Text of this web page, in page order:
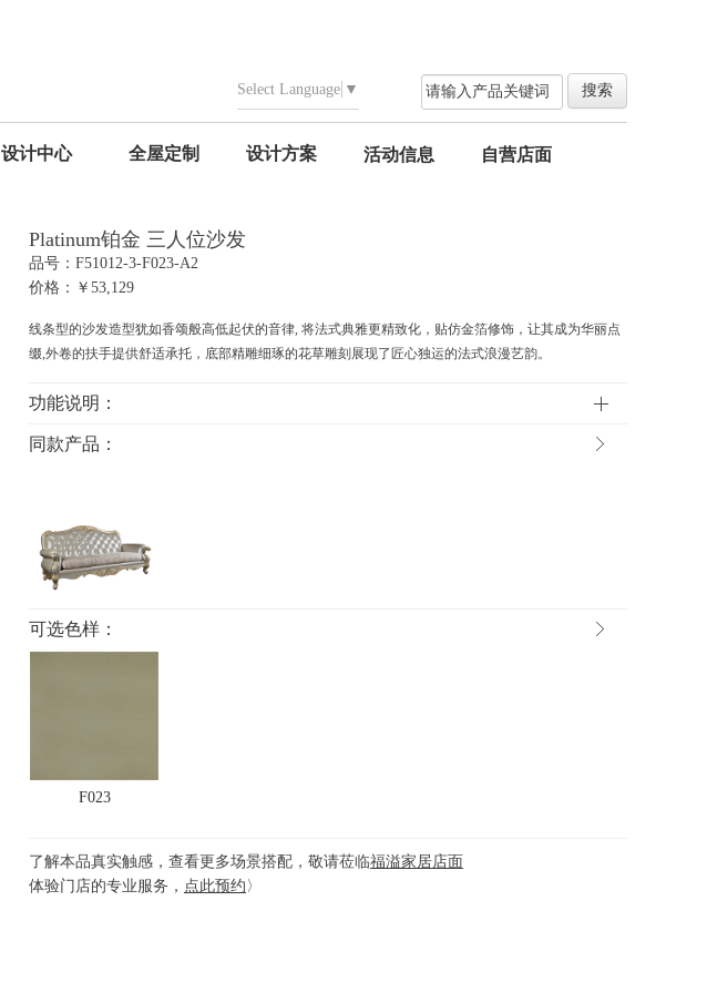
Select Language ▼
设计中心 全屋定制 设计方案 活动信息 自营店面
Platinum铂金 三人位沙发
品号：F51012-3-F023-A2
价格：￥53,129
线条型的沙发造型犹如香颂般高低起伏的音律, 将法式典雅更精致化，贴仿金箔修饰，让其成为华丽点
缀,外卷的扶手提供舒适承托，底部精雕细琢的花草雕刻展现了匠心独运的法式浪漫艺韵。
功能说明：
同款产品：
可选色样：
F023
了解本品真实触感，查看更多场景搭配，敬请莅临福溢家居店面
体验门店的专业服务， 点此预约 〉